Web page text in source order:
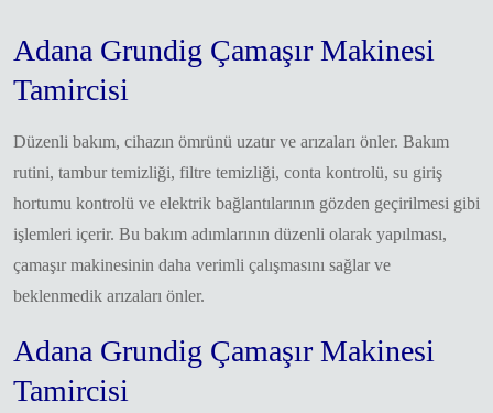
Adana Grundig Çamaşır Makinesi
Tamircisi
Düzenli bakım, cihazın ömrünü uzatır ve arızaları önler. Bakım
rutini, tambur temizliği, filtre temizliği, conta kontrolü, su giriş
hortumu kontrolü ve elektrik bağlantılarının gözden geçirilmesi gibi
işlemleri içerir. Bu bakım adımlarının düzenli olarak yapılması,
çamaşır makinesinin daha verimli çalışmasını sağlar ve
beklenmedik arızaları önler.
Adana Grundig Çamaşır Makinesi
Tamircisi